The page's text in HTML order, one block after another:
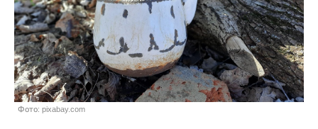
Фото: pixabay.com